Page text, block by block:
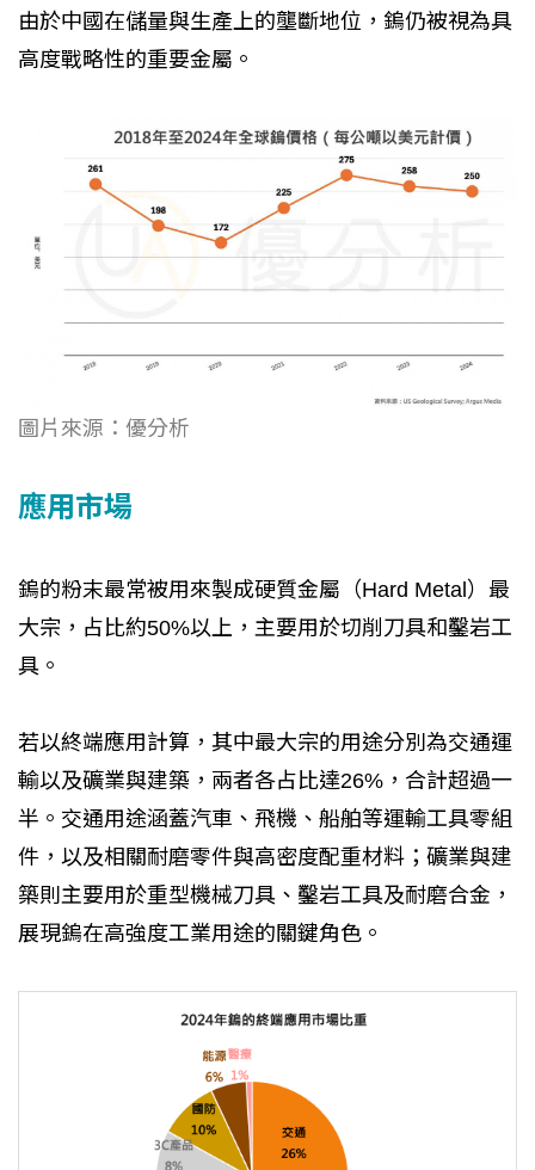
由於中國在儲量與生產上的壟斷地位，鎢仍被視為具
高度戰略性的重要金屬。
圖片來源：優分析
應用市場
鎢的粉末最常被用來製成硬質金屬（Hard Metal）最
大宗，占比約50%以上，主要用於切削刀具和鑿岩工
具。
若以終端應用計算，其中最大宗的用途分別為交通運
輸以及礦業與建築，兩者各占比達26%，合計超過一
半。交通用途涵蓋汽車、飛機、船舶等運輸工具零組
件，以及相關耐磨零件與高密度配重材料；礦業與建
築則主要用於重型機械刀具、鑿岩工具及耐磨合金，
展現鎢在高強度工業用途的關鍵角色。